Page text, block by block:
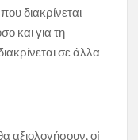
διακρίνεται
και για τη
σε άλλα
αξιολογήσουν, οi